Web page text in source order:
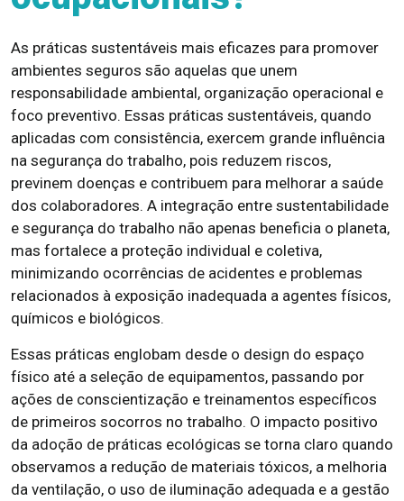
As práticas sustentáveis mais eficazes para promover
ambientes seguros são aquelas que unem
responsabilidade ambiental, organização operacional e
foco preventivo. Essas práticas sustentáveis, quando
aplicadas com consistência, exercem grande influência
na segurança do trabalho, pois reduzem riscos,
previnem doenças e contribuem para melhorar a saúde
dos colaboradores. A integração entre sustentabilidade
e segurança do trabalho não apenas beneficia o planeta,
mas fortalece a proteção individual e coletiva,
minimizando ocorrências de acidentes e problemas
relacionados à exposição inadequada a agentes físicos,
químicos e biológicos.
Essas práticas englobam desde o design do espaço
físico até a seleção de equipamentos, passando por
ações de conscientização e treinamentos específicos
de primeiros socorros no trabalho. O impacto positivo
da adoção de práticas ecológicas se torna claro quando
observamos a redução de materiais tóxicos, a melhoria
da ventilação, o uso de iluminação adequada e a gestão